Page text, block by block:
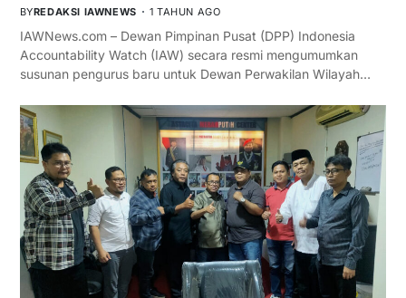
BYREDAKSI IAWNEWS 1 TAHUN AGO
IAWNews.com – Dewan Pimpinan Pusat (DPP) Indonesia
Accountability Watch (IAW) secara resmi mengumumkan
susunan pengurus baru untuk Dewan Perwakilan Wilayah…